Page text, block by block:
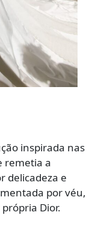
inspirada nas
remetia a
delicadeza e
por véu,
Dior.